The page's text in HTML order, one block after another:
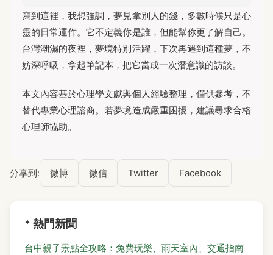
寫到這裡，我想強調，夢見拿別人的錢，多數時候只是心
靈的日常運作。它不定義你是誰，但能幫你更了解自己。
台灣潮濕的夜裡，夢境特別活躍，下次再遇到這種夢，不
妨深呼吸，拿起筆記本，把它當成一次潛意識的訪談。
本文內容基於心理學文獻與個人經驗整理，僅供參考，不
替代專業心理諮商。若夢境造成嚴重困擾，建議尋求合格
心理師協助。
分享到: 微博 微信 Twitter Facebook
* 熱門新聞
台中親子景點全攻略：免費玩樂、雨天室內、交通指南